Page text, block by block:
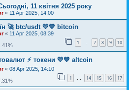
11 квітня 2025 року
« 11 Apr 2025, 14:00
🚀 btc/usdt 💛💙 bitcoin
« 11 Apr 2025, 08:39
1 … 7 8 9 10
⚡ токени 💛💙 altcoin
« 08 Apr 2025, 14:10
1 … 14 15 16 17